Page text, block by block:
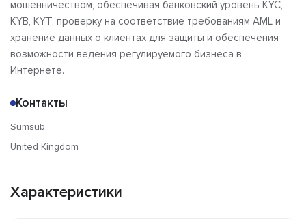
мошенничеством, обеспечивая банковский уровень KYC,
KYB, KYT, проверку на соответствие требованиям AML и
хранение данных о клиентах для защиты и обеспечения
возможности ведения регулируемого бизнеса в
Интернете.
Контакты
Sumsub
United Kingdom
Характеристики